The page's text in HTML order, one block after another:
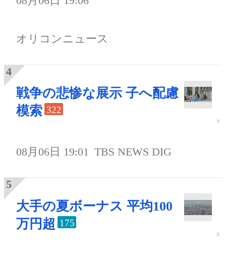
オリコンニュース
戦争の悲惨な展示 子へ配慮
模索 322
08月06日 19:01 TBS NEWS DIG
大手の夏ボーナス 平均100
万円超 175